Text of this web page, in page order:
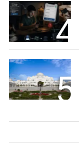
4
5